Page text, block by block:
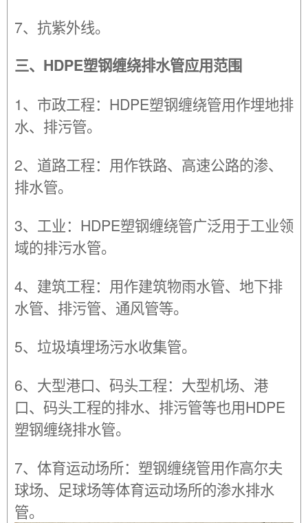
7、抗紫外线。
三、HDPE塑钢缠绕排水管应用范围
1、市政工程：HDPE塑钢缠绕管用作埋地排
水、排污管。
2、道路工程：用作铁路、高速公路的渗、
排水管。
3、工业：HDPE塑钢缠绕管广泛用于工业领
域的排污水管。
4、建筑工程：用作建筑物雨水管、地下排
水管、排污管、通风管等。
5、垃圾填埋场污水收集管。
6、大型港口、码头工程：大型机场、港
口、码头工程的排水、排污管等也用HDPE
塑钢缠绕排水管。
7、体育运动场所：塑钢缠绕管用作高尔夫
球场、足球场等体育运动场所的渗水排水
管。